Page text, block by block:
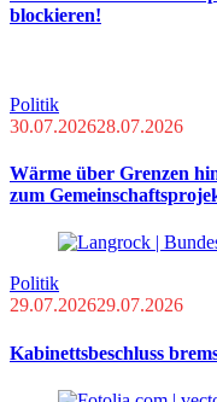
blockieren!
Politik
30.07.202628.07.2026
Wärme über Grenzen
zum
Politik
29.07.202629.07.2026
Kabinettsbeschluss